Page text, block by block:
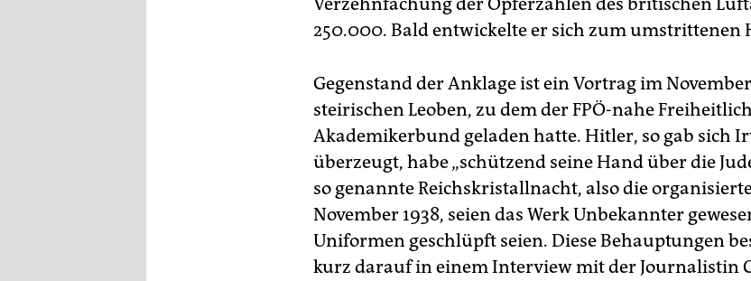
250.000. Bald entwickelte er sich zum umstrittenen
Gegenstand der Anklage ist ein Vortrag im
steirischen Leoben, zu dem der FPÖ-nahe
Akademikerbund geladen hatte. Hitler, so gab sich
überzeugt, habe „schützend seine Hand über die
so genannte Reichskristallnacht, also die
November 1938, seien das Werk Unbekannter
Uniformen geschlüpft seien. Diese Behauptungen
kurz darauf in einem Interview mit der Journalistin